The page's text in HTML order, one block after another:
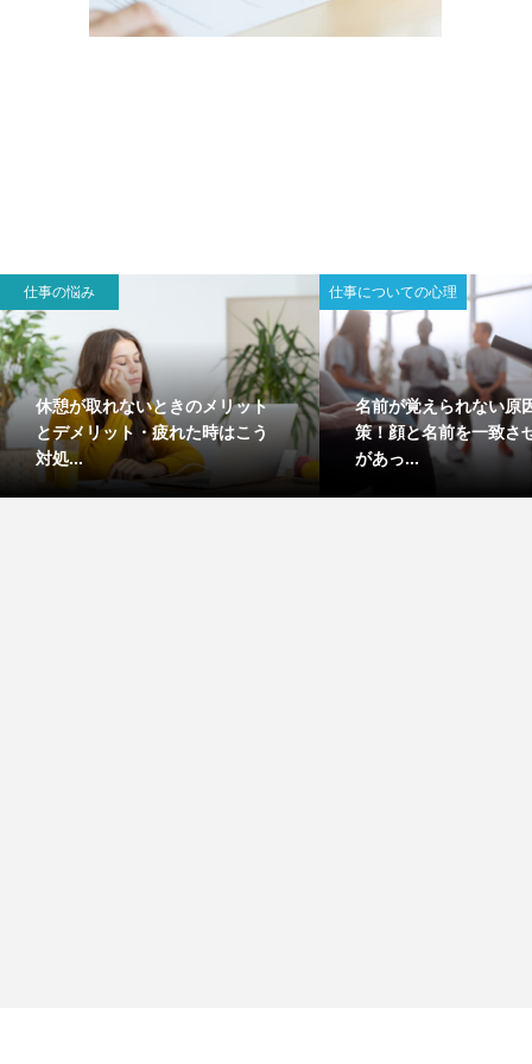
仕事の悩み
休憩が取れないときのメリット
とデメリット・疲れた時はこう
対処...
仕事についての心理
名前が覚えられない原
策！顔と名前を一致さ
があっ...